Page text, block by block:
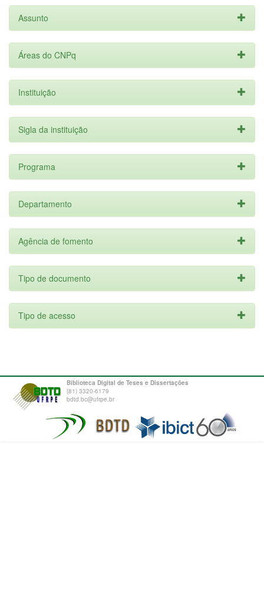
Assunto
Áreas do CNPq
Instituição
Sigla da instituição
Programa
Departamento
Agência de fomento
Tipo de documento
Tipo de acesso
Biblioteca Digital de Teses e Dissertações
(81) 3320-6179
bdtd.bc@ufrpe.br